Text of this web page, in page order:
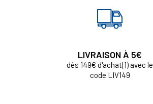
LIVRAISON À 5€
dès 149€ d'achat(1) avec le
code LIV149